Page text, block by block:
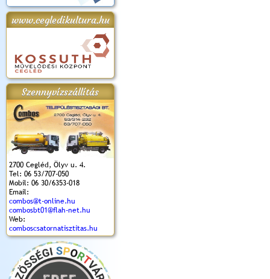
www.cegledikultura.hu
Szennyvízszállítás
2700 Cegléd, Ölyv u. 4.
Tel: 06 53/707-050
Mobil: 06 30/6353-018
Email:
combos@t-online.hu
combosbt01@flah-net.hu
Web:
comboscsatornatisztitas.hu
2018.
Kossuth Toborzó
Ünnepély
Szent István Ünnepe
(2017. 08. 20.)